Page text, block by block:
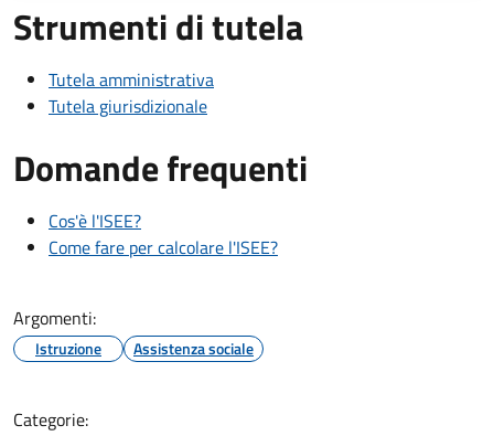
Strumenti di tutela
Tutela amministrativa
Tutela giurisdizionale
Domande frequenti
Cos'è l'ISEE?
Come fare per calcolare l'ISEE?
Argomenti:
Istruzione Assistenza sociale
Categorie: